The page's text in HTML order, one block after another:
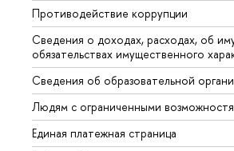
Противодействие коррупции
Сведения о доходах, расходах, об
обязательствах имущественного
Сведения об образовательной
Людям с ограниченными
Единая платежная страница